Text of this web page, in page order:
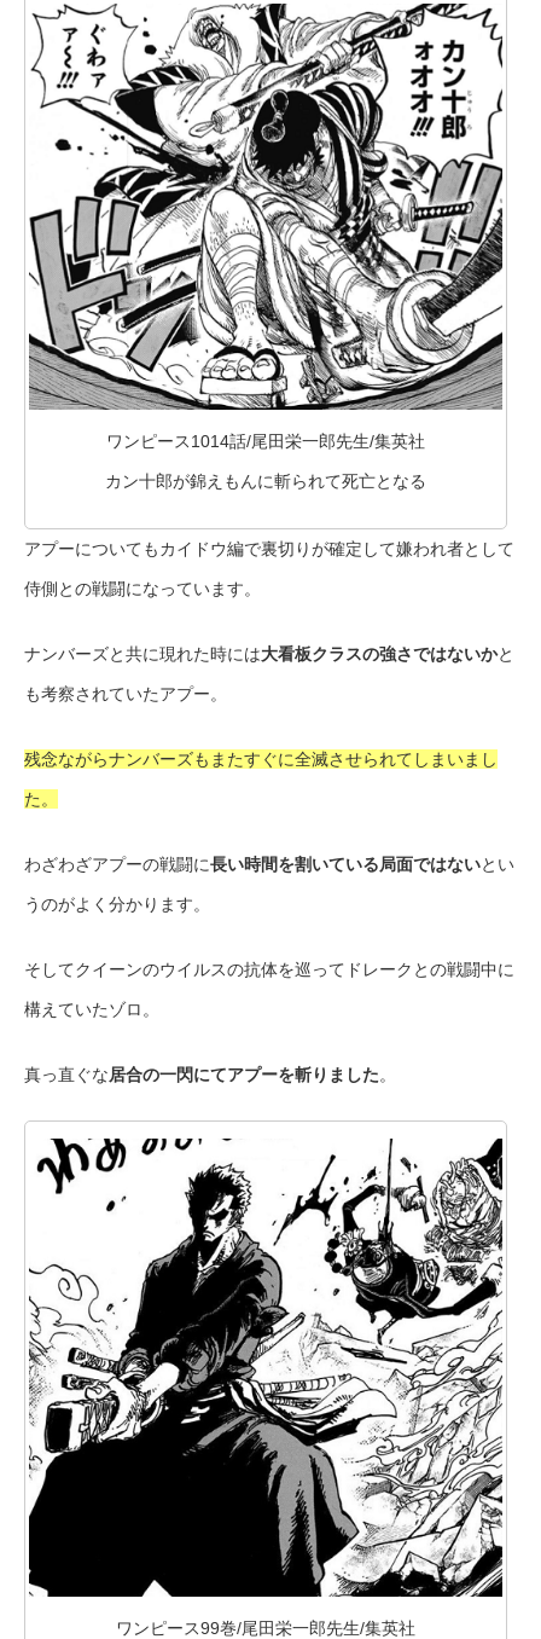
ワンピース1014話/尾田栄一郎先生/集英社
カン十郎が錦えもんに斬られて死亡となる
アプーについてもカイドウ編で裏切りが確定して嫌われ者として
侍側との戦闘になっています。
ナンバーズと共に現れた時には大看板クラスの強さではないかと
も考察されていたアプー。
残念ながらナンバーズもまたすぐに全滅させられてしまいまし
た。
わざわざアプーの戦闘に長い時間を割いている局面ではないとい
うのがよく分かります。
そしてクイーンのウイルスの抗体を巡ってドレークとの戦闘中に
構えていたゾロ。
真っ直ぐな居合の一閃にてアプーを斬りました。
ワンピース99巻/尾田栄一郎先生/集英社